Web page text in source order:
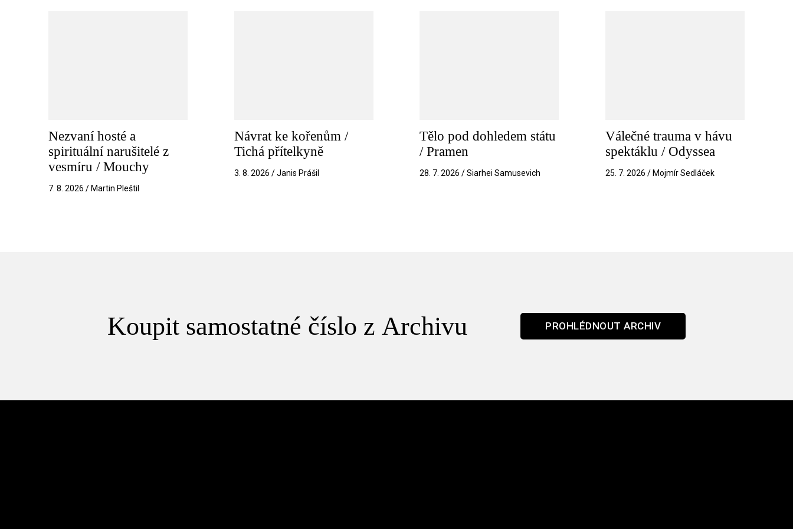
Nezvaní hosté a
spirituální narušitelé z
vesmíru / Mouchy
7. 8. 2026 / Martin Pleštil
Návrat ke kořenům /
Tichá přítelkyně
3. 8. 2026 / Janis Prášil
Tělo pod dohledem státu
/ Pramen
28. 7. 2026 / Siarhei Samusevich
Válečné trauma v hávu
spektáklu / Odyssea
25. 7. 2026 / Mojmír Sedláček
Koupit samostatné číslo z Archivu PROHLÉDNOUT ARCHIV